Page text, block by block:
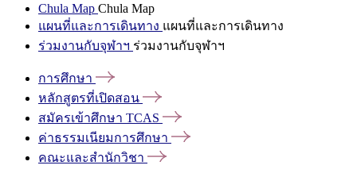
Chula Map Chula Map
แผนที่และการเดินทาง แผนที่และการเดินทาง
ร่วมงานกับจุฬาฯ ร่วมงานกับจุฬาฯ
การศึกษา
หลักสูตรที่เปิดสอน
สมัครเข้าศึกษา TCAS
ค่าธรรมเนียมการศึกษา
คณะและสำนักวิชา